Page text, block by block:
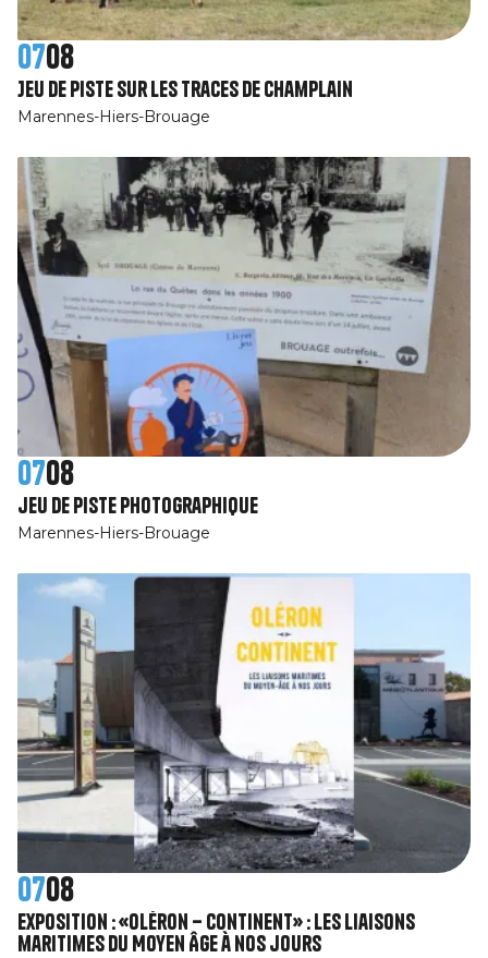
0708
Jeu de piste Sur les traces de Champlain
Marennes-Hiers-Brouage
0708
jeu de piste photographique
Marennes-Hiers-Brouage
0708
Exposition : «Oléron – Continent» : Les liaisons
maritimes du Moyen Âge à nos jours